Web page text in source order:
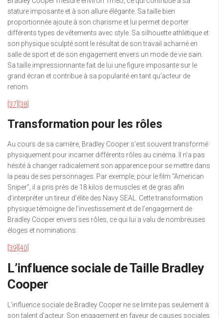
stature imposante et à son allure élégante. Sa taille bien
proportionnée ajoute à son charisme et lui permet de porter
différents types de vêtements avec style. Sa silhouette athlétique et
son physique sculpté sont le résultat de son travail acharné en
salle de sport et de son engagement envers un mode de vie sain.
Sa taille impressionnante fait de lui une figure imposante sur le
grand écran et contribue à sa popularité en tant qu’acteur de
renom.
[37] [38]
Transformation pour les rôles
Au cours de sa carrière, Bradley Cooper s’est souvent transformé
physiquement pour incarner différents rôles au cinéma. Il n’a pas
hésité à changer radicalement son apparence pour se mettre dans
la peau de ses personnages. Par exemple, pour le film “American
Sniper”, il a pris près de 18 kilos de muscles et de gras afin
d’interpréter un tireur d’élite des Navy SEAL. Cette transformation
physique témoigne de l’investissement et de l’engagement de
Bradley Cooper envers ses rôles, ce qui lui a valu de nombreuses
éloges et nominations.
[39] [40]
L’influence sociale de Taille Bradley
Cooper
L’influence sociale de Bradley Cooper ne se limite pas seulement à
son talent d’acteur. Son engagement en faveur de causes sociales